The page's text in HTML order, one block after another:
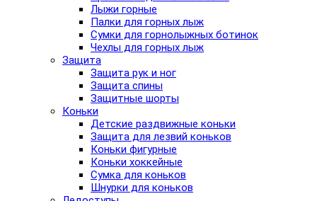
Лыжи горные
Палки для горных лыж
Сумки для горнолыжных ботинок
Чехлы для горных лыж
Защита
Защита рук и ног
Защита спины
Защитные шорты
Коньки
Детские раздвижные коньки
Защита для лезвий коньков
Коньки фигурные
Коньки хоккейные
Сумка для коньков
Шнурки для коньков